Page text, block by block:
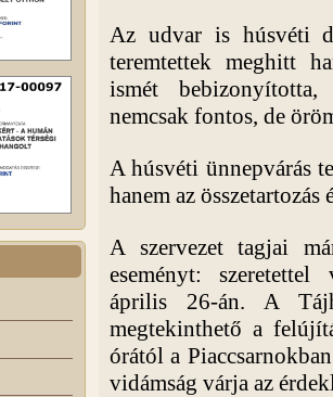
Az udvar is húsvéti
teremtettek meghitt
ismét
nemcsak fontos, de
A húsvéti ünnepvárás
hanem az
A szervezet tagjai
eseményt:
április 26-án. A
megtekinthető a
órától a
vidámság várja az